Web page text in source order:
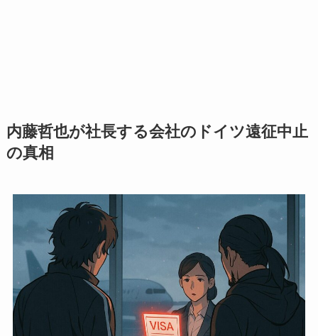
内藤哲也が社長する会社のドイツ遠征中止
の真相